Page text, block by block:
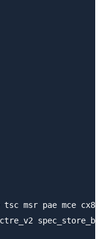
pae mce cx8